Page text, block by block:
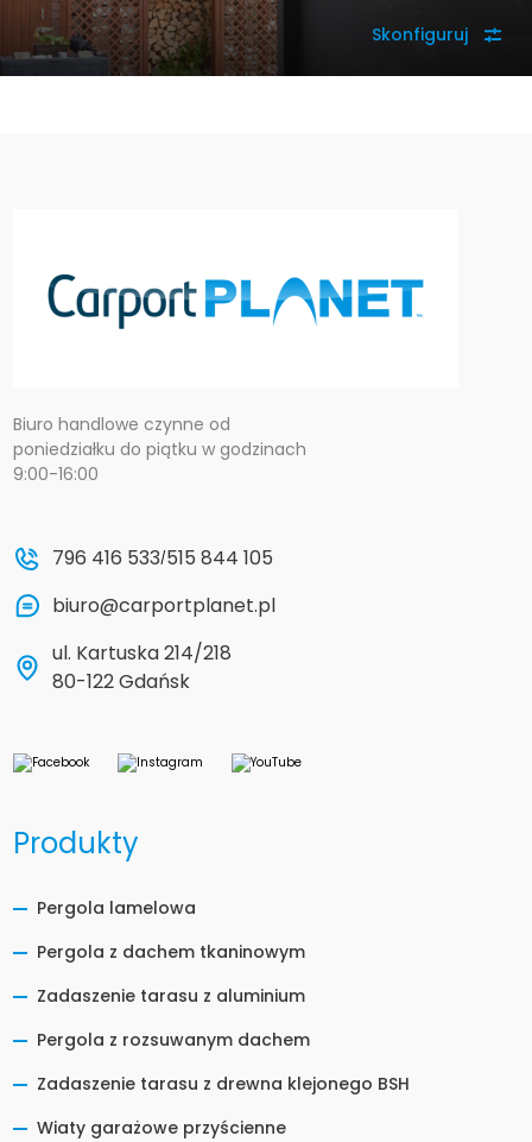
Skonfiguruj
Biuro handlowe czynne od
poniedziałku do piątku w godzinach
9:00-16:00
796 416 533/515 844 105
biuro@carportplanet.pl
ul. Kartuska 214/218
80-122 Gdańsk
Produkty
Pergola lamelowa
Pergola z dachem tkaninowym
Zadaszenie tarasu z aluminium
Pergola z rozsuwanym dachem
Zadaszenie tarasu z drewna klejonego BSH
Wiaty garażowe przyścienne